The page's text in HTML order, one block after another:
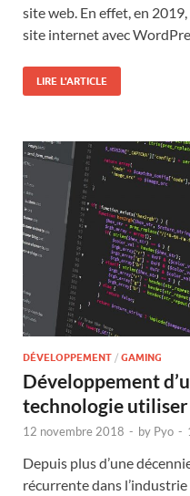
site web. En effet, en 2019,
site internet avec
LIRE L'ARTICLE
DÉVELOPPEMENT / GAMING
Développement
technologie utiliser
12 novembre 2018 - by Pyo -
Depuis plus d’une
récurrente dans